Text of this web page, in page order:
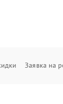
Заявка на